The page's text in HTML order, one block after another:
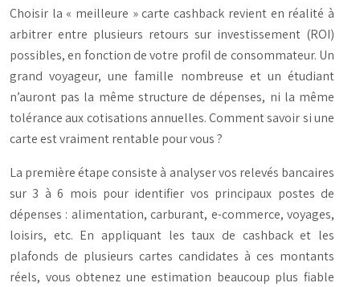
Choisir la « meilleure » carte cashback revient en réalité à
arbitrer entre plusieurs retours sur investissement (ROI)
possibles, en fonction de votre profil de consommateur. Un
grand voyageur, une famille nombreuse et un étudiant
n’auront pas la même structure de dépenses, ni la même
tolérance aux cotisations annuelles. Comment savoir si une
carte est vraiment rentable pour vous ?
La première étape consiste à analyser vos relevés bancaires
sur 3 à 6 mois pour identifier vos principaux postes de
dépenses : alimentation, carburant, e-commerce, voyages,
loisirs, etc. En appliquant les taux de cashback et les
plafonds de plusieurs cartes candidates à ces montants
réels, vous obtenez une estimation beaucoup plus fiable